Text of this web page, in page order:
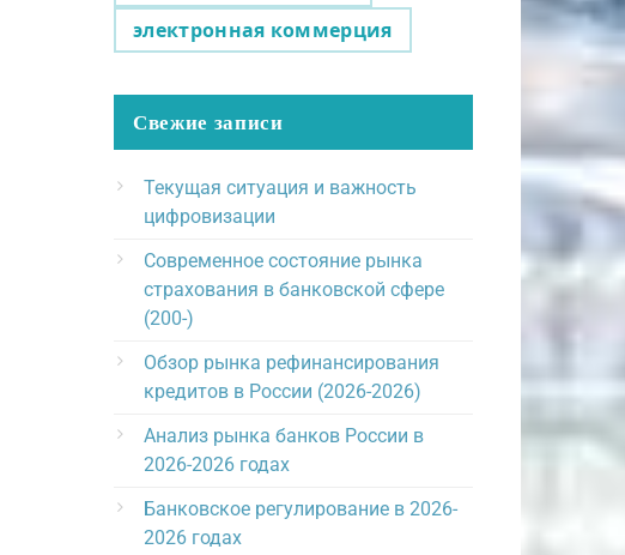
электронная коммерция
Свежие записи
Текущая ситуация и важность
цифровизации
Современное состояние рынка
страхования в банковской сфере
(200-)
Обзор рынка рефинансирования
кредитов в России (2026-2026)
Анализ рынка банков России в
2026-2026 годах
Банковское регулирование в 2026-
2026 годах